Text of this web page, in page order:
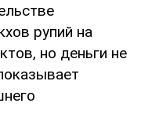
рупий на
но деньги не